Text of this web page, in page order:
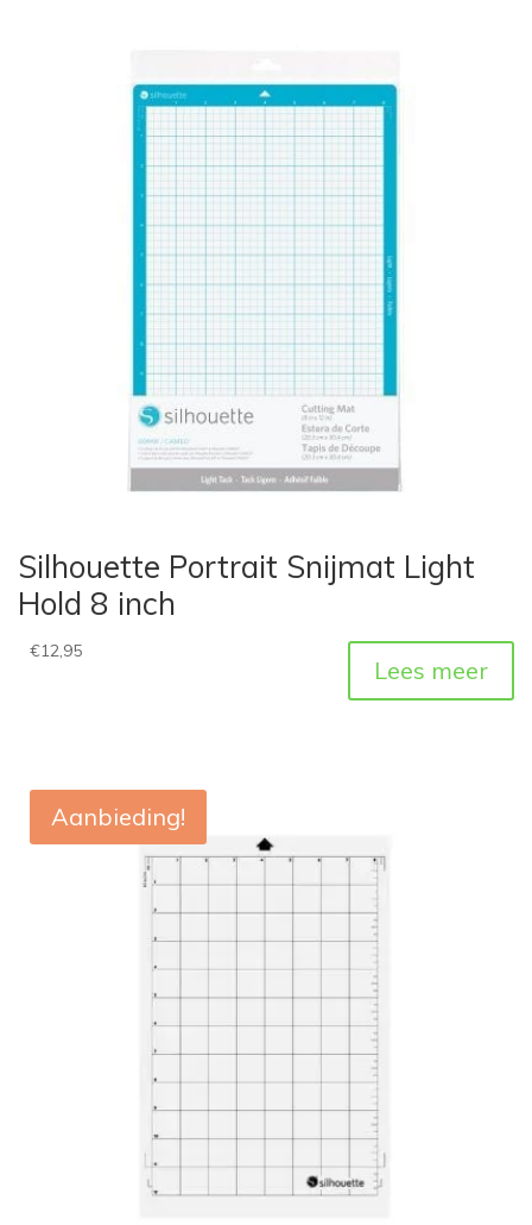
Silhouette Portrait Snijmat Light
Hold 8 inch
€12,95
Lees meer
Aanbieding!